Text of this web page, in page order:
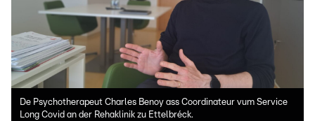
De Psychotherapeut Charles Benoy ass Coordinateur vum Service
Long Covid an der Rehaklinik zu Ettelbréck.